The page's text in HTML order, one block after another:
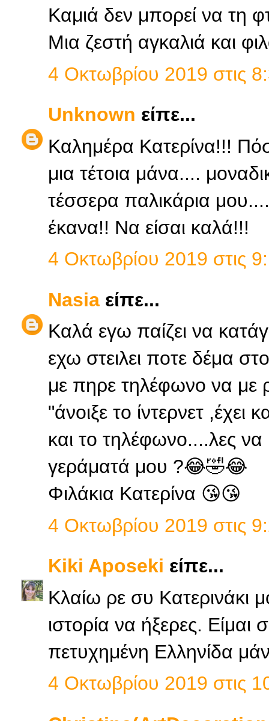
Καμιά δεν μπορεί να τη
Μια ζεστή αγκαλιά και
4 Οκτωβρίου 2019 στις
Unknown είπε...
Καλημέρα Κατερίνα!!!
μια τέτοια μάνα....
τέσσερα παλικάρια
έκανα!! Να είσαι καλά!!!
4 Οκτωβρίου 2019 στις
Nasia είπε...
Καλά εγω παίζει να
εχω στειλει ποτε δέμα
με πηρε τηλέφωνο να με
"άνοιξε το ίντερνετ ,έχει
και το τηλέφωνο....λες
γεράματά μου ?😂🤣😂
Φιλάκια Κατερίνα 😘😘
4 Οκτωβρίου 2019 στις
Kiki Aposeki είπε...
Κλαίω ρε συ Κατερινάκι
ιστορία να ήξερες.
πετυχημένη Ελληνίδα
4 Οκτωβρίου 2019 στις